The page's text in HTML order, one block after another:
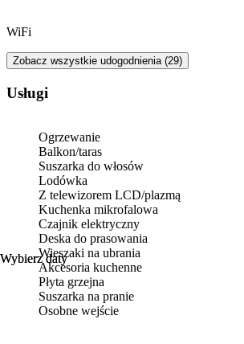
Wybierz daty
Wybierz daty
WiFi
Zobacz wszystkie udogodnienia (29)
Usługi
Ogrzewanie
Balkon/taras
Suszarka do włosów
Lodówka
Z telewizorem LCD/plazmą
Kuchenka mikrofalowa
Czajnik elektryczny
Deska do prasowania
Wieszaki na ubrania
Akcesoria kuchenne
Płyta grzejna
Suszarka na pranie
Osobne wejście